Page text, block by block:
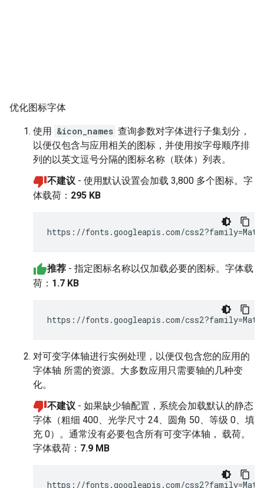
优化图标字体
使用 &icon_names 查询参数对字体进行子集划分，
以便仅包含与应用相关的图标，并使用按字母顺序排
列的以英文逗号分隔的图标名称（联体）列表。
不建议 - 使用默认设置会加载 3,800 多个图标。字
体载荷： 295 KB
推荐 - 指定图标名称以仅加载必要的图标。字体载
荷： 1.7 KB
https://fonts.googleapis.com/
对可变字体轴进行实例处理，以便仅包含您的应用的
字体轴 所需的资源。大多数应用只需要轴的几种变
化。
不建议 - 如果缺少轴配置，系统会加载默认的静态
字体（粗细 400、光学尺寸 24、圆角 50、等级 0、填
充 0）。通常没有必要包含所有可变字体轴， 载荷。
字体载荷： 7.9 MB
https://fonts.googleapis.com/